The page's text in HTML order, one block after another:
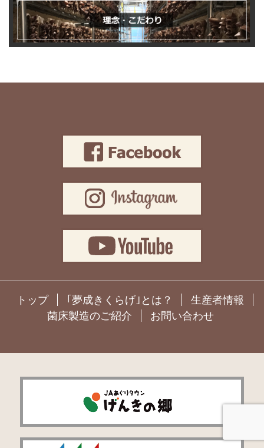
トップ ｢夢成きくらげ｣とは？
生産者情報
菌床製造のご紹介
お問い合わせ